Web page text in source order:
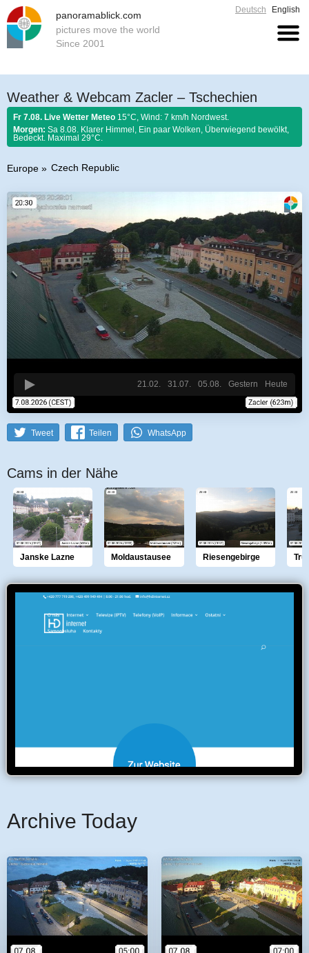
panoramablick.com
pictures move the world
Since 2001
Deutsch English
Weather & Webcam Zacler – Tschechien
Fr 7.08. Live Wetter Meteo 15°C, Wind: 7 km/h Nordwest.
Morgen: Sa 8.08. Klarer Himmel, Ein paar Wolken, Überwiegend bewölkt,
Bedeckt. Maximal 29°C.
Europe Czech Republic
Heute
Gestern
05.08.
31.07.
21.02.
Tweet Teilen WhatsApp
Cams in der Nähe
Janske Lazne Moldaustausee Riesengebirge
Archive Today